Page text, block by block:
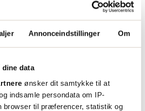
Annonceindstillinger Om
data
ønsker dit samtykke til at
indsamle persondata om IP-
browser til præferencer, statistik og